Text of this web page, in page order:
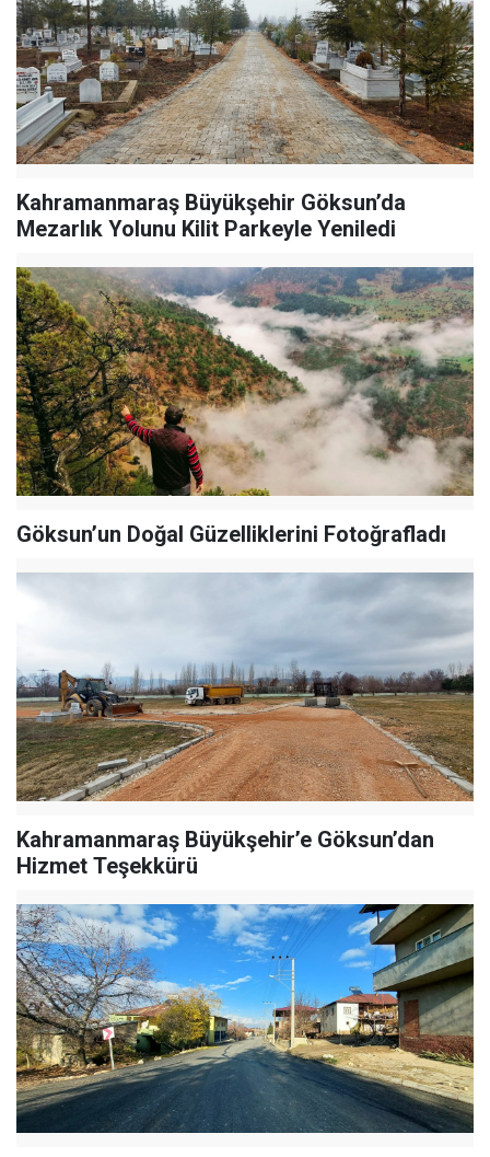
Kahramanmaraş Büyükşehir Göksun’da
Mezarlık Yolunu Kilit Parkeyle Yeniledi
Göksun’un Doğal Güzelliklerini Fotoğrafladı
Kahramanmaraş Büyükşehir’e Göksun’dan
Hizmet Teşekkürü